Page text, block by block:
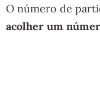
O número de
acolher um